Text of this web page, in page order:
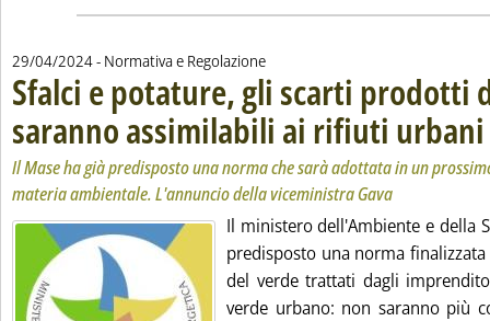
29/04/2024- Normativa e Regolazione
Sfalci e potature, gli scarti prodotti
saranno assimilabili ai rifiuti urbani
Il Mase ha già predisposto una norma che sarà adottata in un
materia ambientale. L'annuncio della viceministra Gava
Il ministero dell'Ambiente e della
predisposto una norma
del verde trattati dagli
verde urbano: non saranno più